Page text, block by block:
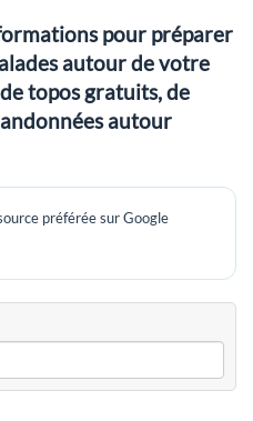
pour préparer
autour de votre
topos gratuits, de
autour
préférée sur Google